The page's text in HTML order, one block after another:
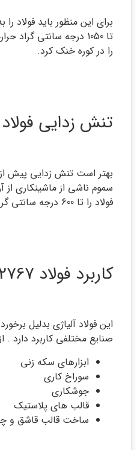
برای این منظور باید فولاد
تا 1050 درجه سانتی
را در کوره خنک کرد.
تنش زدایی فولاد 2767
بهتر است تنش زدایی پیش
سموم ناشی از ماشینکاری از
فولاد را تا 600 درجه سانتی گراد حرارت میدهند
کاربرد فولاد 2767
این فولاد آلیاژی بدلیل
صنایع مختلفی کاربرد دارد .
ابزارهای سکه زنی
سوراخ کاری
جوشکاری
قالب های پلاستیک
ساخت قالب قاشق و